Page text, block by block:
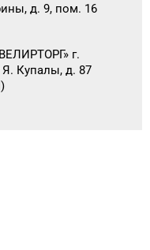
д. 9, пом. 16
г.
Я. Купалы, д. 87